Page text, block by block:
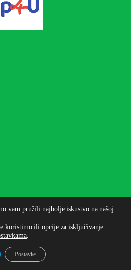
- Osnovna škola bana Josipa
Zagreb
vam pružili najbolje iskustvo na našoj
koristimo ili opcije za isključivanje
.
Postavke